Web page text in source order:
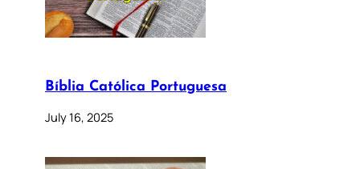
Bíblia Católica Portuguesa
July 16, 2025